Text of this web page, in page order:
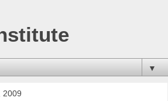
▼
2009